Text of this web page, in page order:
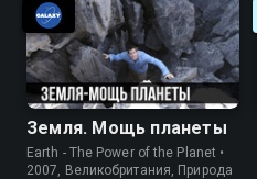
уникального дерева
Земля. Мощь планеты
Earth - The Power of the Planet •
2007, Великобритания, Природа